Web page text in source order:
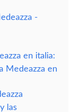
-
en italia:
Medeazza en
las